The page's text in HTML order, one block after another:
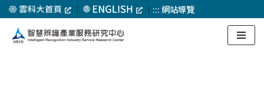
Skip
to
｜ ｜ :::網站導覽